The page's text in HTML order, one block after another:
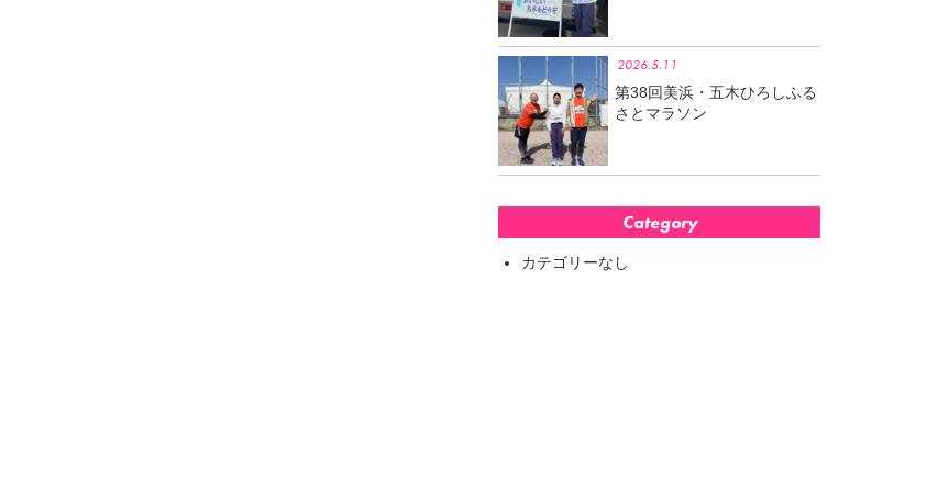
2026.5.11
第38回美浜・五木ひろしふる
さとマラソン
Category
カテゴリーなし